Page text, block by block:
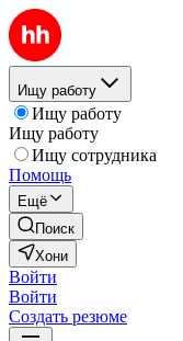
Ищу работу
Ищу работу
Ищу работу
Ищу сотрудника
Помощь
Ещё
Поиск
Хони
Войти
Войти
Создать резюме